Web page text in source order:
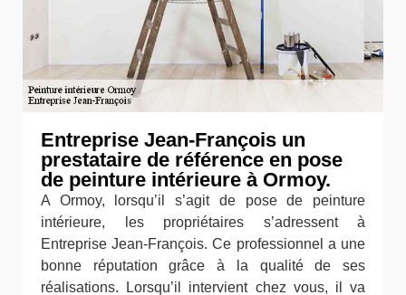
Entreprise Jean-François un
prestataire de référence en pose
de peinture intérieure à Ormoy.
A Ormoy, lorsqu’il s’agit de pose de peinture
intérieure, les propriétaires s’adressent à
Entreprise Jean-François. Ce professionnel a une
bonne réputation grâce à la qualité de ses
réalisations. Lorsqu’il intervient chez vous, il va